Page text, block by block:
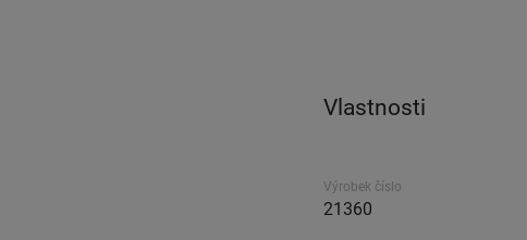
Vlastnosti
Výrobek číslo
21360